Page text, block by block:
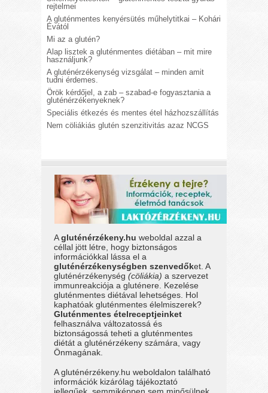
rejtelmei
A gluténmentes kenyérsütés műhelytitkai – Kohári
Évától
Mi az a glutén?
Alap lisztek a gluténmentes diétában – mit mire
használjunk?
A gluténérzékenység vizsgálat – minden amit
tudni érdemes.
Örök kérdőjel, a zab – szabad-e fogyasztania a
gluténérzékenyeknek?
Speciális étkezés és mentes étel házhozszállítás
Nem cöliákiás glutén szenzitivitás azaz NCGS
Agluténérzékeny.hu weboldal azzal a
céllal jött létre, hogy biztonságos
információkkal lássa el a
gluténérzékenységben szenvedőket. A
gluténérzékenység(cöliákia) a szervezet
immunreakciója a gluténere. Kezelése
gluténmentes diétával lehetséges. Hol
kaphatóak gluténmentes élelmiszerek?
Gluténmentes ételreceptjeinket
felhasználva változatossá és
biztonságossá teheti a gluténmentes
diétát a gluténérzékeny számára, vagy
Önmagának.
A gluténérzékeny.hu weboldalon található
információk kizárólag tájékoztató
jellegűek, semmiképpen sem minősülnek